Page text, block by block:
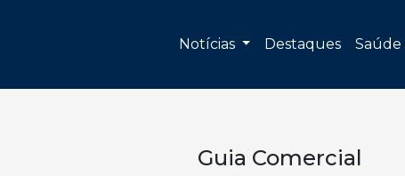
Notícias Destaques Saúde
Guia Comercial